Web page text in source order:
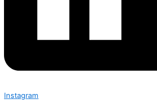
Instagram